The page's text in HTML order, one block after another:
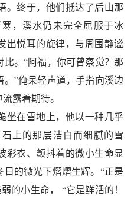
。终于，他们抵达了后山那
，溪水仍未完全屈服于冰
出悦耳的旋律，与周围静谧
。“阿福，你可曾察觉？那
”俺呆轻声道，手指向溪边
露着期待。
坐在雪地上，他以一种几乎
上的那层洁白而细腻的雪
彩衣、颤抖着的微小生命显
的微光下熠熠生辉。“正是
的小生命， “它是鲜活的！